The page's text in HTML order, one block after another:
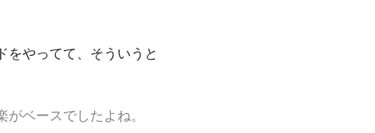
をやってて、そういうと
ベースでしたよね。